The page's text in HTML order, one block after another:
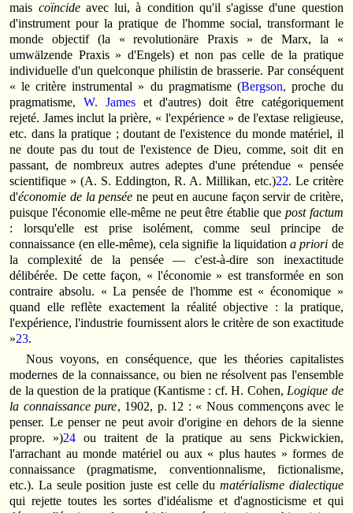
mais coïncideavec lui, à condition qu'il s'agisse d'une question
d'instrument pour la pratique de l'homme social, transformant le
monde objectif (la « revolutionäre Praxis » de Marx, la «
umwälzende Praxis » d'Engels) et non pas celle de la pratique
individuelle d'un quelconque philistin de brasserie. Par conséquent
« le critère instrumental » du pragmatisme (Bergson, proche du
pragmatisme,W. Jameset d'autres) doit être catégoriquement
rejeté. James inclut la prière, « l'expérience » de l'extase religieuse,
etc. dans la pratique ; doutant de l'existence du monde matériel, il
ne doute pas du tout de l'existence de Dieu, comme, soit dit en
passant, de nombreux autres adeptes d'une prétendue « pensée
scientifique » (A. S. Eddington, R. A. Millikan, etc.)22. Le critère
d'économie de la pensée ne peut en aucune façon servir de critère,
puisque l'économie elle-même ne peut être établie que post factum
: lorsqu'elle est prise isolément, comme seul principe de
connaissance (en elle-même), cela signifie la liquidationa priori de
la complexité de la pensée — c'est-à-dire son inexactitude
délibérée. De cette façon, « l'économie » est transformée en son
contraire absolu. « La pensée de l'homme est « économique »
quand elle reflète exactement la réalité objective : la pratique,
l'expérience, l'industrie fournissent alors le critère de son exactitude
»23.
Nous voyons, en conséquence, que les théories capitalistes
modernes de la connaissance, ou bien ne résolvent pas l'ensemble
de la question de la pratique (Kantisme : cf. H. Cohen, Logique de
la connaissance pure, 1902, p. 12 : « Nous commençons avec le
penser. Le penser ne peut avoir d'origine en dehors de la sienne
propre. »)24 ou traitent de la pratique au sens Pickwickien,
l'arrachant au monde matériel ou aux « plus hautes » formes de
connaissance (pragmatisme, conventionnalisme, fictionalisme,
etc.). La seule position juste est celle du matérialisme dialectique
qui rejette toutes les sortes d'idéalisme et d'agnosticisme et qui